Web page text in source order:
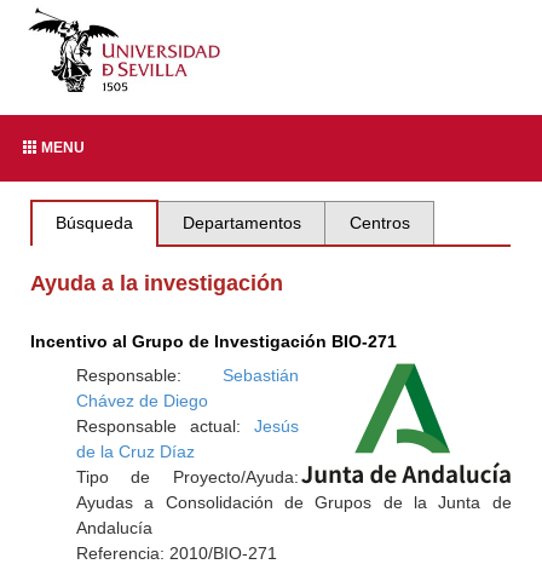
MENU
Búsqueda Departamentos Centros
Ayuda a la investigación
Incentivo al Grupo de Investigación BIO-271
Responsable: Sebastián
Chávez de Diego
Responsable actual: Jesús
de la Cruz Díaz
Tipo de Proyecto/Ayuda:
Ayudas a Consolidación de Grupos de la Junta de
Andalucía
Referencia: 2010/BIO-271